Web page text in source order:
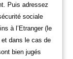
Puis adressez
sociale
à l’Etranger (le
dans le cas de
bien jugés